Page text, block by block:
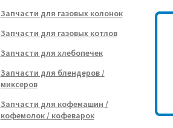
Запчасти для газовых колонок
Запчасти для газовых котлов
Запчасти для хлебопечек
Запчасти для блендеров /
миксеров
Запчасти для кофемашин /
кофемолок / кофеварок